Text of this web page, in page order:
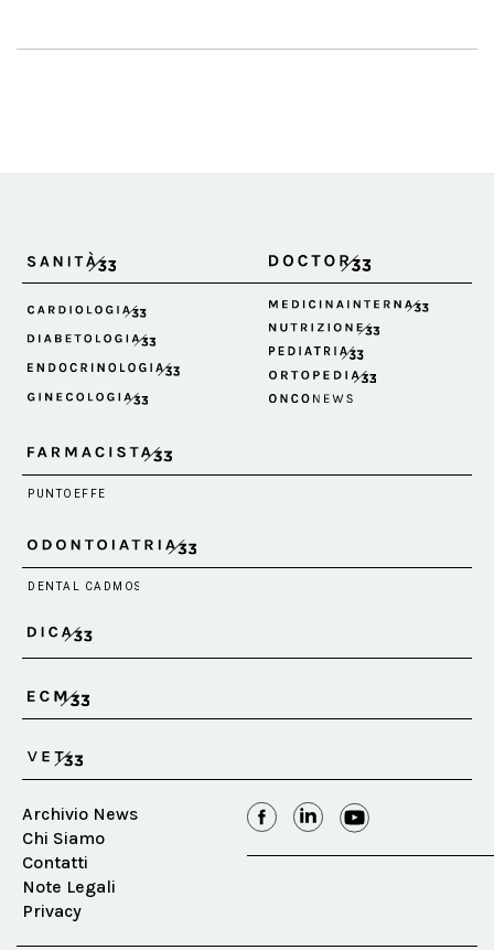
Archivio News
Chi Siamo
Contatti
Note Legali
Privacy